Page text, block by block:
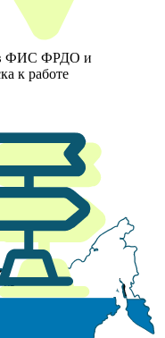
в ФИС ФРДО и
к работе